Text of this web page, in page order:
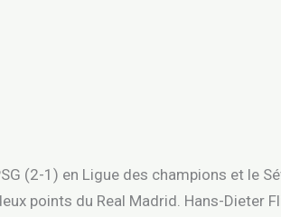
(2-1) en Ligue des champions et le
points du Real Madrid. Hans-Dieter